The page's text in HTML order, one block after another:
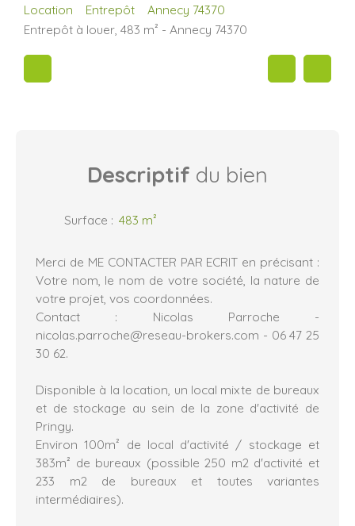
Location Entrepôt
Annecy 74370
Entrepôt à louer, 483 m² - Annecy 74370
Descriptif du bien
Surface : 483 m²
Merci de ME CONTACTER PAR ECRIT en précisant :
Votre nom, le nom de votre société, la nature de
votre projet, vos coordonnées.
Contact : Nicolas Parroche -
nicolas.parroche@reseau-brokers.com - 06 47 25
30 62.
Disponible à la location, un local mixte de bureaux
et de stockage au sein de la zone d'activité de
Pringy.
Environ 100m² de local d'activité / stockage et
383m² de bureaux (possible 250 m2 d'activité et
233 m2 de bureaux et toutes variantes
intermédiaires).